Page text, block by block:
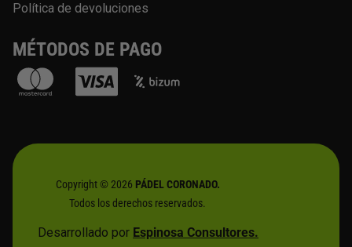
Política de devoluciones
MÉTODOS DE PAGO
Copyright © 2026 PÁDEL CORONADO.
Todos los derechos reservados.
Desarrollado por Espinosa Consultores.